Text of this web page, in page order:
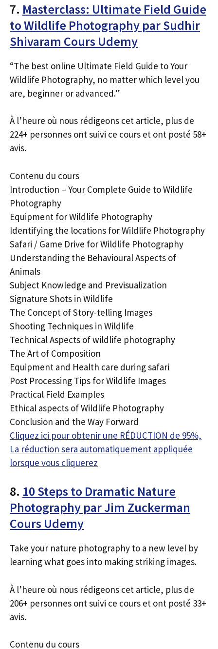
7. Masterclass: Ultimate Field Guide
to Wildlife Photography par Sudhir
Shivaram Cours Udemy
“The best online Ultimate Field Guide to Your
Wildlife Photography, no matter which level you
are, beginner or advanced.”
À l’heure où nous rédigeons cet article, plus de
224+ personnes ont suivi ce cours et ont posté 58+
avis.
Contenu du cours
Introduction – Your Complete Guide to Wildlife
Photography
Equipment for Wildlife Photography
Identifying the locations for Wildlife Photography
Safari / Game Drive for Wildlife Photography
Understanding the Behavioural Aspects of
Animals
Subject Knowledge and Previsualization
Signature Shots in Wildlife
The Concept of Story-telling Images
Shooting Techniques in Wildlife
Technical Aspects of wildlife photography
The Art of Composition
Equipment and Health care during safari
Post Processing Tips for Wildlife Images
Practical Field Examples
Ethical aspects of Wildlife Photography
Conclusion and the Way Forward
Cliquez ici pour obtenir une RÉDUCTION de 95%,
La réduction sera automatiquement appliquée
lorsque vous cliquerez
8. 10 Steps to Dramatic Nature
Photography par Jim Zuckerman
Cours Udemy
Take your nature photography to a new level by
learning what goes into making striking images.
À l’heure où nous rédigeons cet article, plus de
206+ personnes ont suivi ce cours et ont posté 33+
avis.
Contenu du cours